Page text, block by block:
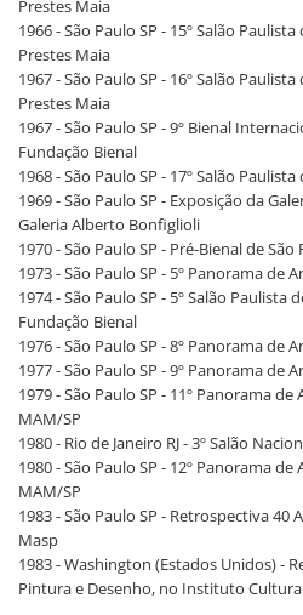
Prestes Maia
1966 - São Paulo SP - 15º Salão
Prestes Maia
1967 - São Paulo SP - 16º Salão
Prestes Maia
1967 - São Paulo SP - 9º Bienal
Fundação Bienal
1968 - São Paulo SP - 17º Salão
1969 - São Paulo SP - Exposição da
Galeria Alberto Bonfiglioli
1970 - São Paulo SP - Pré-Bienal de
1973 - São Paulo SP - 5º Panorama de
1974 - São Paulo SP - 5º Salão
Fundação Bienal
1976 - São Paulo SP - 8º Panorama de
1977 - São Paulo SP - 9º Panorama de
1979 - São Paulo SP - 11º Panorama
MAM/SP
1980 - Rio de Janeiro RJ - 3º Salão
1980 - São Paulo SP - 12º Panorama
MAM/SP
1983 - São Paulo SP - Retrospectiva 40
Masp
1983 - Washington (Estados Unidos) -
Pintura e Desenho, no Instituto